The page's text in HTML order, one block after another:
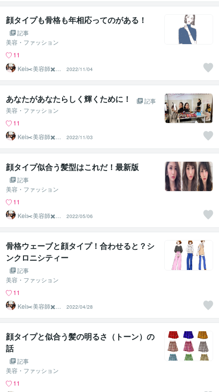
顔タイプも骨格も年相応ってのがある！
記事
美容・ファッション
11
Kei✂️美容師✖️似
合わせの専門家
2022/11/04
あなたがあなたらしく輝くために！
記事
美容・ファッション
11
Kei✂️美容師✖️似
合わせの専門家
2022/11/03
顔タイプ似合う髪型はこれだ！最新版
記事
美容・ファッション
11
Kei✂️美容師✖️似
合わせの専門家
2022/05/06
骨格ウェーブと顔タイプ！合わせると？シ
ンクロニシティー
記事
美容・ファッション
11
Kei✂️美容師✖️似
合わせの専門家
2022/04/28
顔タイプと似合う髪の明るさ（トーン）の
話
記事
美容・ファッション
11